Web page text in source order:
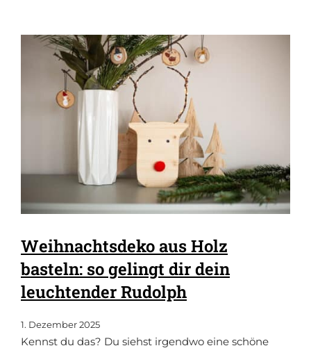
Weihnachtsdeko aus Holz
basteln: so gelingt dir dein
leuchtender Rudolph
1. Dezember 2025
Kennst du das? Du siehst irgendwo eine schöne